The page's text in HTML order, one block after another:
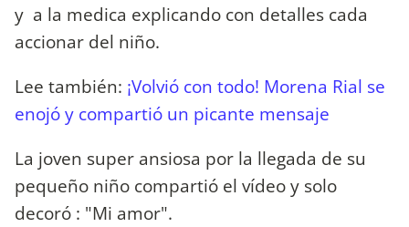
y a la medica explicando con detalles cada
accionar del niño.
Lee también: ¡Volvió con todo! Morena Rial se
enojó y compartió un picante mensaje
La joven super ansiosa por la llegada de su
pequeño niño compartió el vídeo y solo
decoró : "Mi amor".